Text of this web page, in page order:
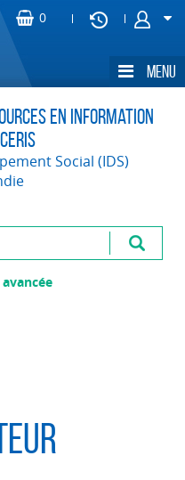
en Information
Social (IDS)